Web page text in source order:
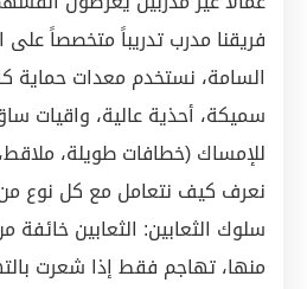
فريقنا مدرب تدريباً متخصصاً على
السامة، نستخدم معدات حماية
سميكة، أحذية عالية، واقيات
للإمساك (خطافات طويلة،
نعرف كيف نتعامل مع كل نوع
سلوك الثعابين: الثعابين خائفة
منها، تهاجم فقط إذا شعرت